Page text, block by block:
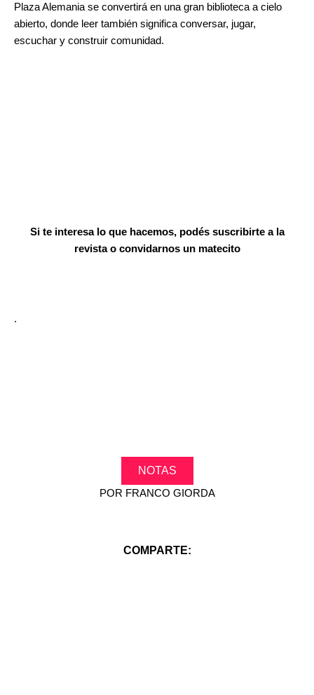
Plaza Alemania se convertirá en una gran biblioteca a cielo
abierto, donde leer también significa conversar, jugar,
escuchar y construir comunidad.
Si te interesa lo que hacemos, podés suscribirte a la
revista o convidarnos un matecito
.
NOTAS
POR FRANCO GIORDA
COMPARTE: